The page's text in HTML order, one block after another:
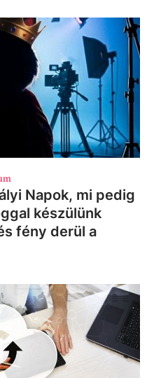
Napok, mi pedig
készülünk
fény derül a